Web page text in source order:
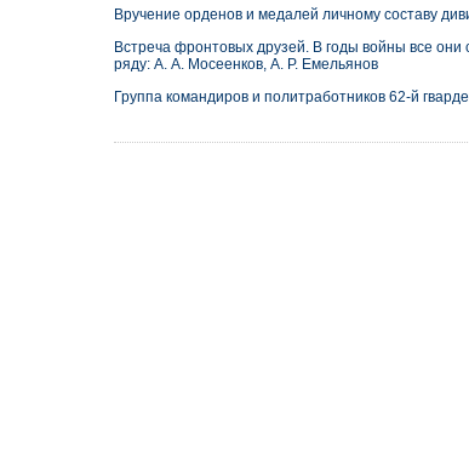
Вручение орденов и медалей личному составу
Встреча фронтовых друзей. В годы войны все
ряду: А. А. Мосеенков, А. Р. Емельянов
Группа командиров и политработников 62-й